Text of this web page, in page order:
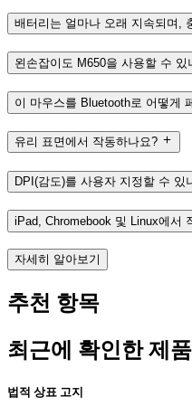
배터리는 얼마나 오래 지속되며,
왼손잡이도 M650을 사용할 수 있
이 마우스를 Bluetooth로 어떻게
유리 표면에서 작동하나요?
DPI(감도)를 사용자 지정할 수 있
iPad, Chromebook 및 Linux에서
자세히 알아보기
추천 항목
최근에 확인한 제품
법적 상표 고지